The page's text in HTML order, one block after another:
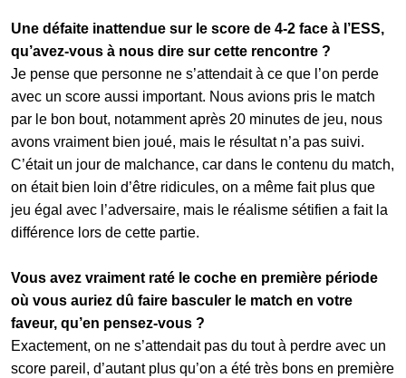
Une défaite inattendue sur le score de 4-2 face à l’ESS,
qu’avez-vous à nous dire sur cette rencontre ?
Je pense que personne ne s’attendait à ce que l’on perde
avec un score aussi important. Nous avions pris le match
par le bon bout, notamment après 20 minutes de jeu, nous
avons vraiment bien joué, mais le résultat n’a pas suivi.
C’était un jour de malchance, car dans le contenu du match,
on était bien loin d’être ridicules, on a même fait plus que
jeu égal avec l’adversaire, mais le réalisme sétifien a fait la
différence lors de cette partie.
Vous avez vraiment raté le coche en première période
où vous auriez dû faire basculer le match en votre
faveur, qu’en pensez-vous ?
Exactement, on ne s’attendait pas du tout à perdre avec un
score pareil, d’autant plus qu’on a été très bons en première